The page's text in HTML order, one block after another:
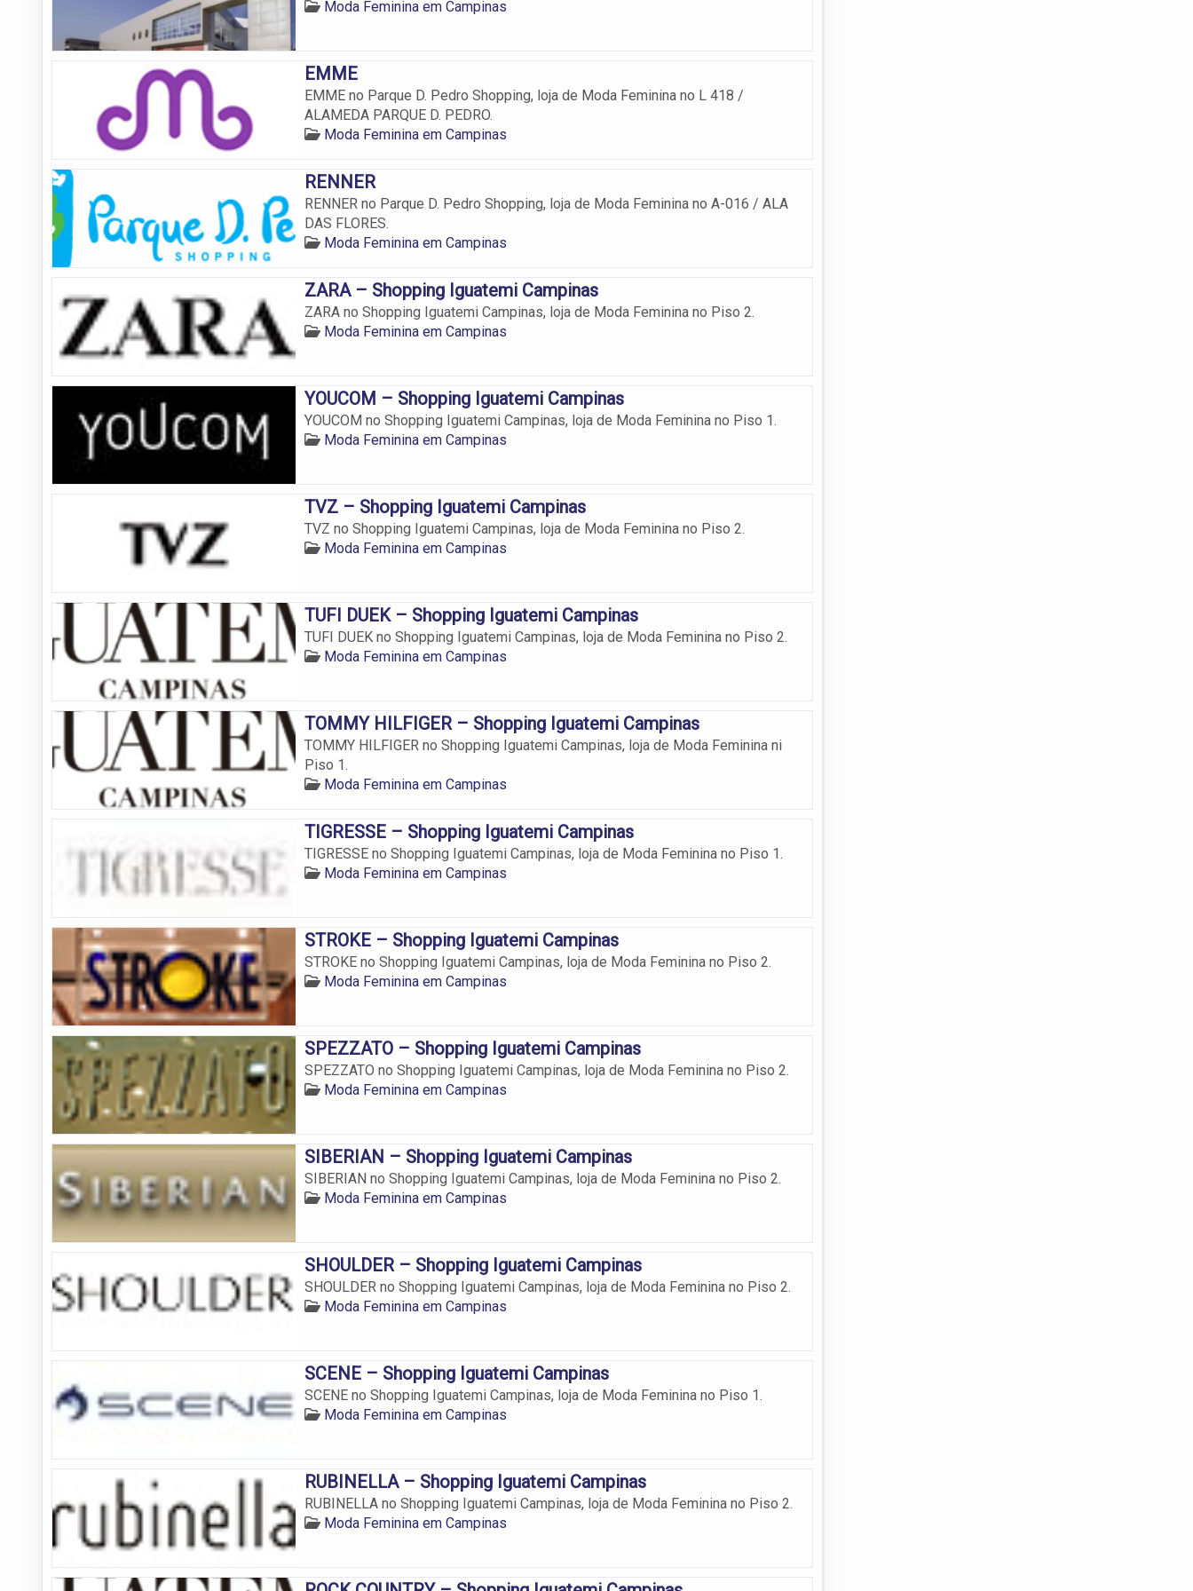
Moda Feminina em Campinas
EMME
EMME no Parque D. Pedro Shopping, loja de Moda Feminina no L 418 /
ALAMEDA PARQUE D. PEDRO.
Moda Feminina em Campinas
RENNER
RENNER no Parque D. Pedro Shopping, loja de Moda Feminina no A-016 / ALA
DAS FLORES.
Moda Feminina em Campinas
ZARA – Shopping Iguatemi Campinas
ZARA no Shopping Iguatemi Campinas, loja de Moda Feminina no Piso 2.
Moda Feminina em Campinas
YOUCOM – Shopping Iguatemi Campinas
YOUCOM no Shopping Iguatemi Campinas, loja de Moda Feminina no Piso 1.
Moda Feminina em Campinas
TVZ – Shopping Iguatemi Campinas
TVZ no Shopping Iguatemi Campinas, loja de Moda Feminina no Piso 2.
Moda Feminina em Campinas
TUFI DUEK – Shopping Iguatemi Campinas
TUFI DUEK no Shopping Iguatemi Campinas, loja de Moda Feminina no Piso 2.
Moda Feminina em Campinas
TOMMY HILFIGER – Shopping Iguatemi Campinas
TOMMY HILFIGER no Shopping Iguatemi Campinas, loja de Moda Feminina ni
Piso 1.
Moda Feminina em Campinas
TIGRESSE – Shopping Iguatemi Campinas
TIGRESSE no Shopping Iguatemi Campinas, loja de Moda Feminina no Piso 1.
Moda Feminina em Campinas
STROKE – Shopping Iguatemi Campinas
STROKE no Shopping Iguatemi Campinas, loja de Moda Feminina no Piso 2.
Moda Feminina em Campinas
SPEZZATO – Shopping Iguatemi Campinas
SPEZZATO no Shopping Iguatemi Campinas, loja de Moda Feminina no Piso 2.
Moda Feminina em Campinas
SIBERIAN – Shopping Iguatemi Campinas
SIBERIAN no Shopping Iguatemi Campinas, loja de Moda Feminina no Piso 2.
Moda Feminina em Campinas
SHOULDER – Shopping Iguatemi Campinas
SHOULDER no Shopping Iguatemi Campinas, loja de Moda Feminina no Piso 2.
Moda Feminina em Campinas
SCENE – Shopping Iguatemi Campinas
SCENE no Shopping Iguatemi Campinas, loja de Moda Feminina no Piso 1.
Moda Feminina em Campinas
RUBINELLA – Shopping Iguatemi Campinas
RUBINELLA no Shopping Iguatemi Campinas, loja de Moda Feminina no Piso 2.
Moda Feminina em Campinas